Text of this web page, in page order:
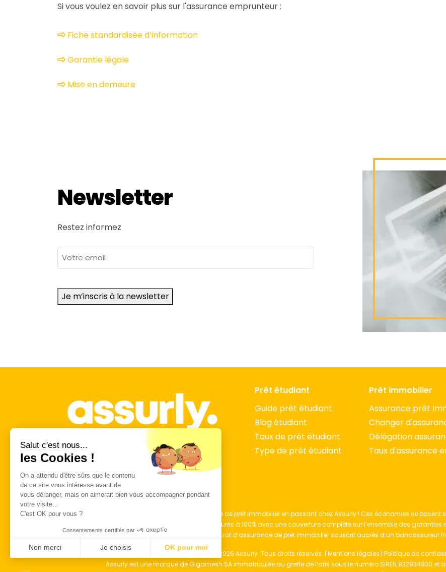
Si vous voulez en savoir plus sur l'assurance emprunteur :
Fiche standardisée d’information
Garantie légale
Mise en demeure
Newsletter
Restez informez
adresse
e-
Je m’inscris à la newsletter
Prêt étudiant
Guide prêt étudiant
Blog étudiant
Taux de prêt étudiant
Type de prêt étudiant
Prêt immobilier
Assurance prêt
Changer
Délégation
Taux d'assurance
*Economisez jusqu’à 48 000 € sur votre assurance de prêt immobilier en passant chez Assurly ! Ces économies se
non-fumeurs, qui empruntent 1,2M€ sur 23 ans et assurés à 100% avec une couverture complète sur l’ensemble des
contrat d’assurance de pret immobilier souscrit auprès d’un bancassureur
© 2026 Assurly. Tous droits réservés. | Mentions légales | Politique de
Assurly est une marque de Gigamesh SA immatriculée au greffe de ‌Paris sous le numéro SIREN ‌832934830 et
Salut c'est nous...
les Cookies !
On a attendu d'être sûrs que le contenu
de ce site vous intéresse avant de
vous déranger, mais on aimerait bien vous accompagner pendant
votre visite...
C'est OK pour vous ?
Consentements certifiés par
Non merci Je choisis OK pour moi
Plateforme de Gestion du Consentement : Personnalisez vos Options